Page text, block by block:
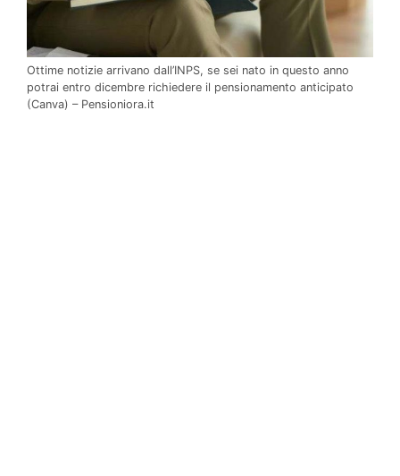
Ottime notizie arrivano dall’INPS, se sei nato in questo anno
potrai entro dicembre richiedere il pensionamento anticipato
(Canva) – Pensioniora.it